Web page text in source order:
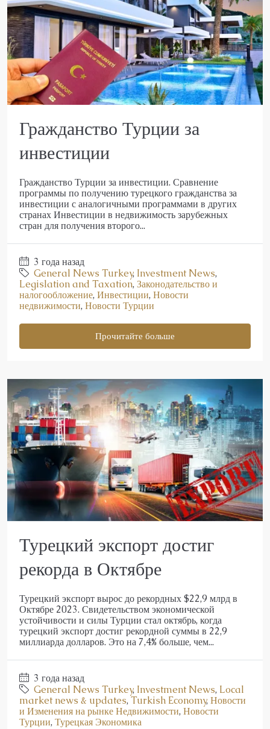
Гражданство Турции за
инвестиции
Гражданство Турции за инвестиции. Сравнение
программы по получению турецкого гражданства за
инвестиции с аналогичными программами в других
странах Инвестиции в недвижимость зарубежных
стран для получения второго...
3 года назад
General News Turkey, Investment News,
Legislation and Taxation, Законодательство и
налогообложение, Инвестиции, Новости
недвижимости, Новости Турции
Прочитайте больше
Турецкий экспорт достиг
рекорда в Октябре
Турецкий экспорт вырос до рекордных $22,9 млрд в
Октябре 2023. Свидетельством экономической
устойчивости и силы Турции стал октябрь, когда
турецкий экспорт достиг рекордной суммы в 22,9
миллиарда долларов. Это на 7,4% больше, чем...
3 года назад
General News Turkey, Investment News, Local
market news & updates,Turkish Economy, Новости
и Изменения на рынке Недвижимости, Новости
Турции, Турецкая Экономика